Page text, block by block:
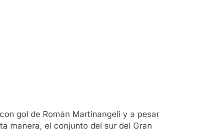
gol de Román Martínangeli y a pesar
manera, el conjunto del sur del Gran